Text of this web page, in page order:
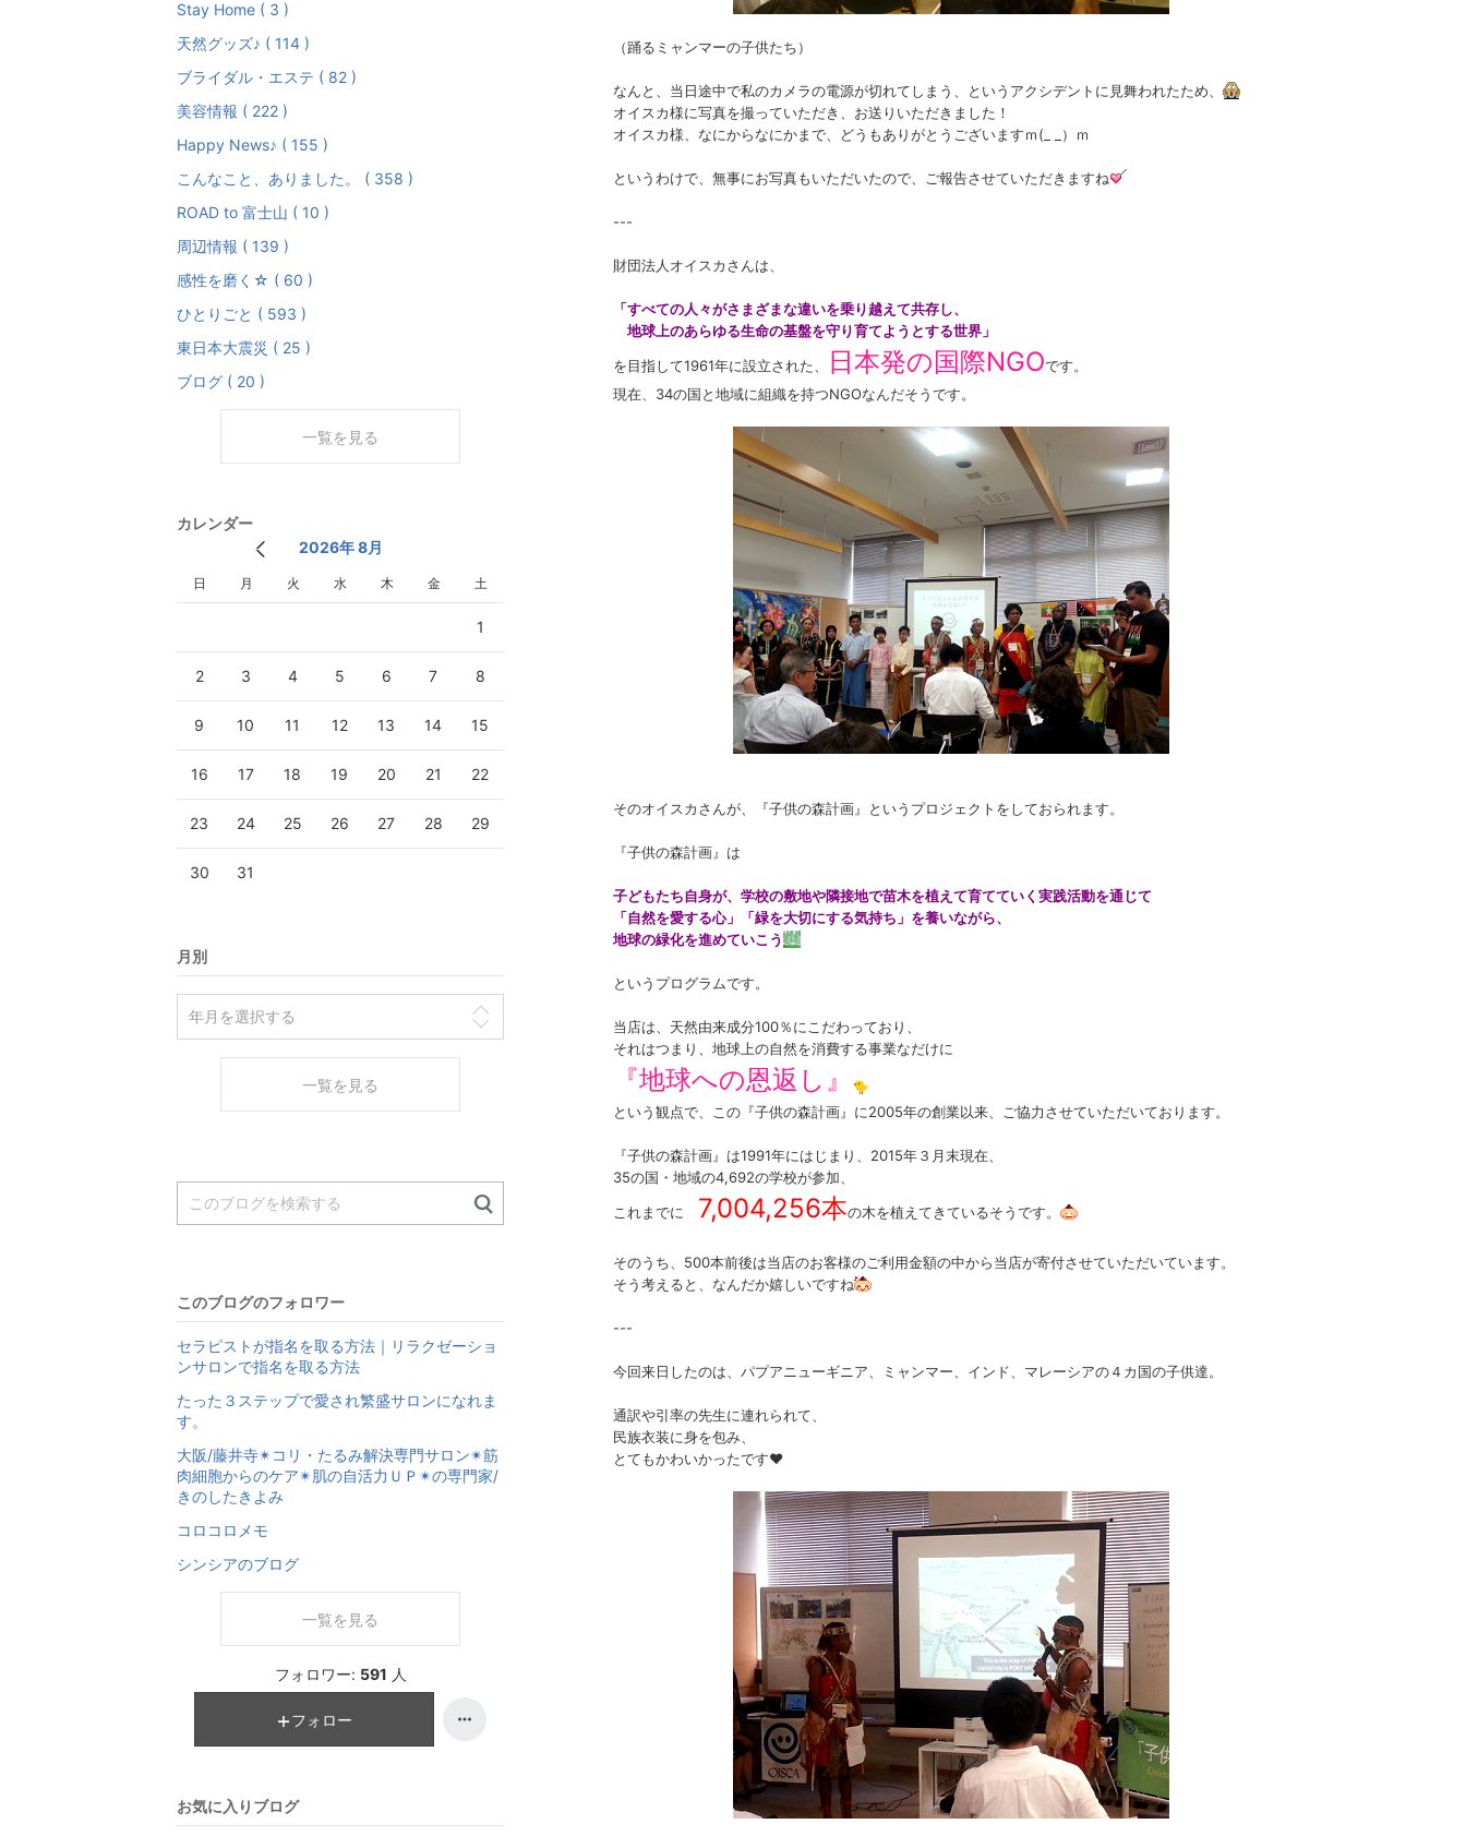
（踊るミャンマーの子供たち）
なんと、当日途中で私のカメラの電源が切れてしまう、というアクシデントに見舞われたため、
オイスカ様に写真を撮っていただき、お送りいただきました！
オイスカ様、なにからなにかまで、どうもありがとうございますｍ(_ _）ｍ
というわけで、無事にお写真もいただいたので、ご報告させていただきますね
---
財団法人オイスカさんは、
「すべての人々がさまざまな違いを乗り越えて共存し、
地球上のあらゆる生命の基盤を守り育てようとする世界」
を目指して1961年に設立された、
日本発の国際NGOです。
現在、34の国と地域に組織を持つNGOなんだそうです。
そのオイスカさんが、『子供の森計画』というプロジェクトをしておられます。
『子供の森計画』は
子どもたち自身が、学校の敷地や隣接地で苗木を植えて育てていく実践活動を通じて
「自然を愛する心」「緑を大切にする気持ち」を養いながら、
地球の緑化を進めていこう
というプログラムです。
当店は、天然由来成分100％にこだわっており、
それはつまり、地球上の自然を消費する事業なだけに
『地球への恩返し』
という観点で、この『子供の森計画』に2005年の創業以来、ご協力させていただいております。
『子供の森計画』は1991年にはじまり、2015年３月末現在、
35の国・地域の4,692の学校が参加、
これまでに 7,004,256本の木を植えてきているそうです。
そのうち、500本前後は当店のお客様のご利用金額の中から当店が寄付させていただいています。
そう考えると、なんだか嬉しいですね
---
今回来日したのは、パプアニューギニア、ミャンマー、インド、マレーシアの４カ国の子供達。
通訳や引率の先生に連れられて、
民族衣装に身を包み、
とてもかわいかったです❤
Stay Home ( 3 )
天然グッズ♪ ( 114 )
ブライダル・エステ ( 82 )
美容情報 ( 222 )
Happy News♪ ( 155 )
こんなこと、ありました。 ( 358 )
ROAD to 富士山 ( 10 )
周辺情報 ( 139 )
感性を磨く☆ ( 60 )
ひとりごと ( 593 )
東日本大震災 ( 25 )
ブログ ( 20 )
一覧を見る
カレンダー
2026年 8月
日 月 火 水 木 金 土
1
2 3 4 5 6 7 8
9 10 11 12 13 14 15
16 17 18 19 20 21 22
23 24 25 26 27 28 29
30 31
月別
一覧を見る
このブログのフォロワー
セラピストが指名を取る方法｜リラクゼーショ
ンサロンで指名を取る方法
たった３ステップで愛され繁盛サロンになれま
す。
大阪/藤井寺✴︎コリ・たるみ解決専門サロン✴︎筋
肉細胞からのケア✴︎肌の自活力ＵＰ✴︎の専門家/
きのしたきよみ
コロコロメモ
シンシアのブログ
一覧を見る
フォロワー: 591 人
フォロー
お気に入りブログ